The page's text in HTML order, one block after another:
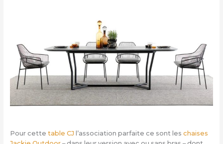
Pour cette table CJ l’association parfaite ce sont les chaises